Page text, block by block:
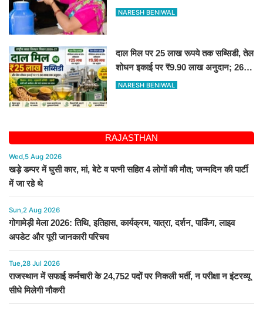
NARESH BENIWAL
दाल मिल पर 25 लाख रूपये तक सब्सिडी, तेल
शोधन इकाई पर ₹9.90 लाख अनुदान; 26
अगस्त तक आवेदन करें
NARESH BENIWAL
RAJASTHAN
Wed,5 Aug 2026
खड़े डम्पर में घुसी कार, मां, बेटे व पत्नी सहित 4 लोगों की मौत; जन्मदिन की पार्टी
में जा रहे थे
Sun,2 Aug 2026
गोगामेड़ी मेला 2026: तिथि, इतिहास, कार्यक्रम, यात्रा, दर्शन, पार्किंग, लाइव
अपडेट और पूरी जानकारी परिचय
Tue,28 Jul 2026
राजस्थान में सफाई कर्मचारी के 24,752 पदों पर निकली भर्ती, न परीक्षा न इंटरव्यू
सीधे मिलेगी नौकरी